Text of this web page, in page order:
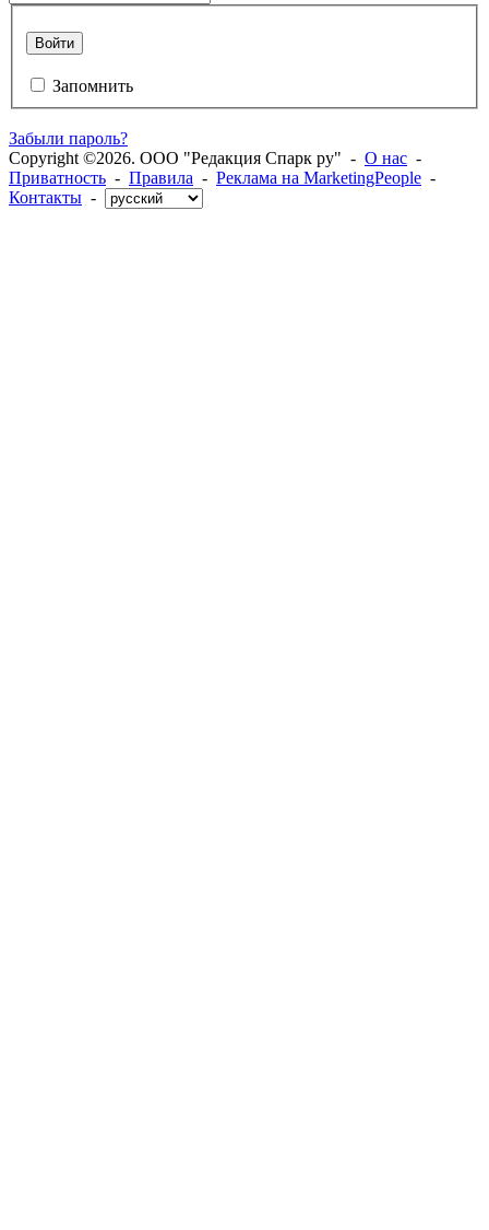
Войти
Запомнить
Забыли пароль?
Copyright ©2026. ООО "Редакция Спарк ру" - О нас -
Приватность - Правила - Реклама на MarketingPeople -
Контакты -